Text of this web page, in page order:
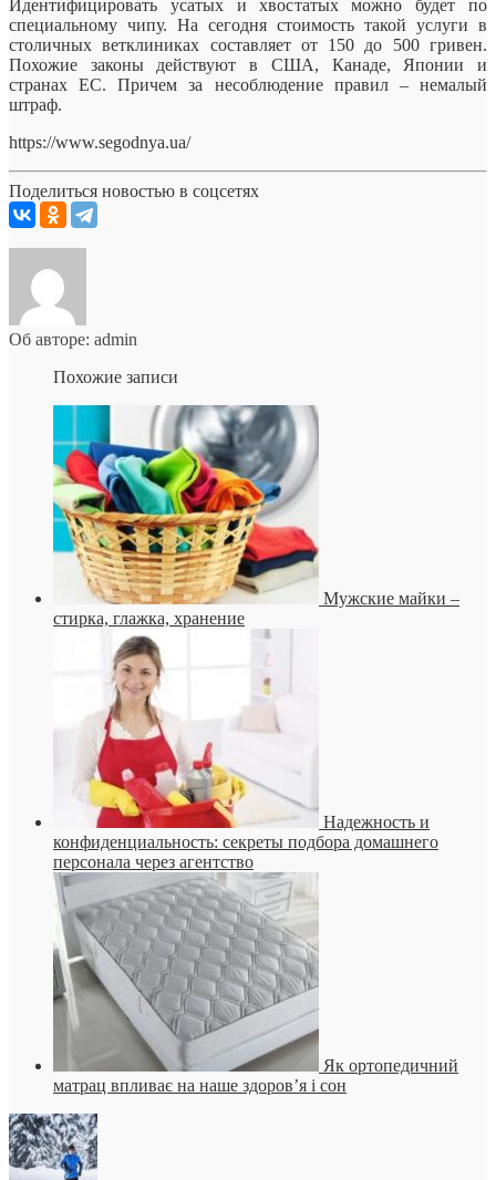
Идентифицировать усатых и хвостатых можно будет по
специальному чипу. На сегодня стоимость такой услуги в
столичных ветклиниках составляет от 150 до 500 гривен.
Похожие законы действуют в США, Канаде, Японии и
странах ЕС. Причем за несоблюдение правил – немалый
штраф.
https://www.segodnya.ua/
Поделиться новостью в соцсетях
Об авторе: admin
Похожие записи
Мужские майки –
стирка, глажка, хранение
Надежность и
конфиденциальность: секреты подбора домашнего
персонала через агентство
Як ортопедичний
матрац впливає на наше здоров’я і сон